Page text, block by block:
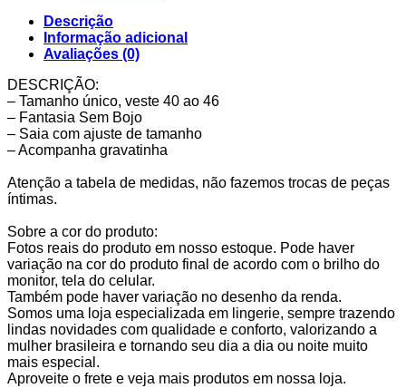
Descrição
Informação adicional
Avaliações (0)
DESCRIÇÃO:
– Tamanho único, veste 40 ao 46
– Fantasia Sem Bojo
– Saia com ajuste de tamanho
– Acompanha gravatinha
Atenção a tabela de medidas, não fazemos trocas de peças
íntimas.
Sobre a cor do produto:
Fotos reais do produto em nosso estoque. Pode haver
variação na cor do produto final de acordo com o brilho do
monitor, tela do celular.
Também pode haver variação no desenho da renda.
Somos uma loja especializada em lingerie, sempre trazendo
lindas novidades com qualidade e conforto, valorizando a
mulher brasileira e tornando seu dia a dia ou noite muito
mais especial.
Aproveite o frete e veja mais produtos em nossa loja.